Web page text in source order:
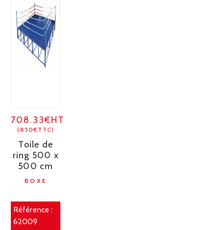
708.33€HT
(850€TTC)
Toile de
ring 500 x
500 cm
BOXE
Référence :
62009